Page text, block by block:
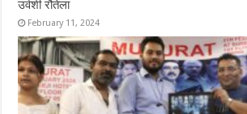
उर्वशी रौतेला
February 11, 2024